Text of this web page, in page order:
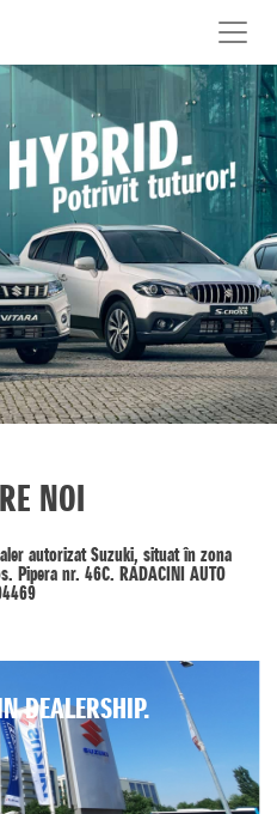
NOI
autorizat Suzuki, situat în zona
Pipera nr. 46C. RADACINI AUTO
DEALERSHIP.